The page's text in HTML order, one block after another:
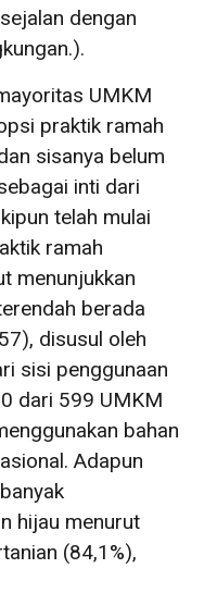
dengan
UMKM
praktik ramah
sisanya belum
inti dari
telah mulai
ramah
menunjukkan
berada
disusul oleh
sisi penggunaan
dari 599 UMKM
bahan
Adapun
hijau menurut
(84,1%),